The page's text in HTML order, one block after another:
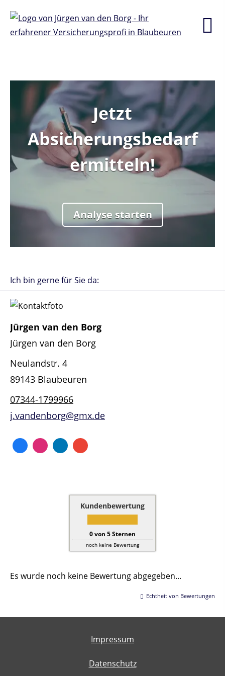
Jetzt
Absicherungsbedarf
ermitteln!
Analyse starten
Sind Sie Single oder in
einer Beziehung?
Single Beziehung
Ich bin gerne für Sie da:
Jürgen van den Borg
Jürgen van den Borg
Neulandstr. 4
89143 Blaubeuren
07344-1799966
j.vandenborg@gmx.de
Kundenbewertung
0von 5Sternen
noch keine Bewertung
Es wurde noch keine Bewertung abgegeben...
Echtheit von Bewertungen
Impressum
Datenschutz